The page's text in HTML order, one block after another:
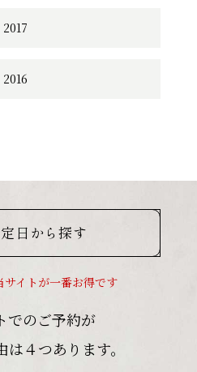
2017
2016
日から探す
サイトが一番お得です
でのご予約が
４つあります。